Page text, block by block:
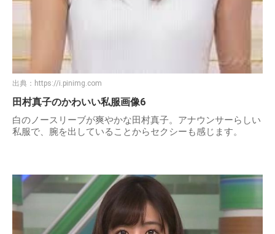
出典： https://i.pinimg.com
田村真子のかわいい私服画像6
白のノースリーブが爽やかな田村真子。アナウンサーらしい
私服で、腕を出していることからセクシーも感じます。